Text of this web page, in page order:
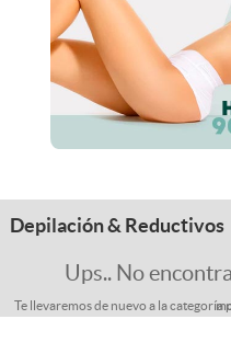
Depilación & Reductivos
Ups.. No
Te llevaremos de